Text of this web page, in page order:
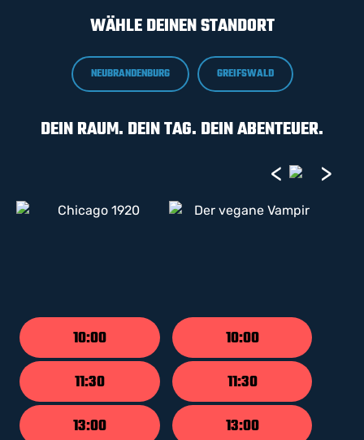
WÄHLE DEINEN STANDORT
NEUBRANDENBURG GREIFSWALD
DEIN RAUM. DEIN TAG. DEIN ABENTEUER.
< >
10:00
11:30
13:00
10:00
11:30
13:00